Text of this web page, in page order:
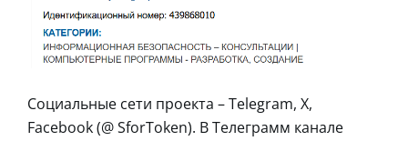
Социальные сети проекта – Telegram, X,
Facebook (@ SforToken). В Телеграмм канале